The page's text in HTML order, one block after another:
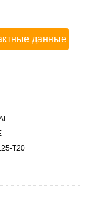
данные
T20